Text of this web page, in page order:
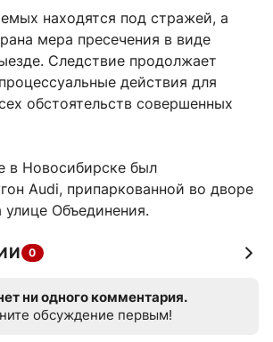
находятся под стражей, а
мера пресечения в виде
Следствие продолжает
действия для
обстоятельств совершенных
в Новосибирске был
Audi, припаркованной во дворе
Объединения.
0
ни одного комментария.
обсуждение первым!